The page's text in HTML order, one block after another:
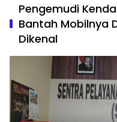
Pengemudi
Bantah Mobilnya
Dikenal